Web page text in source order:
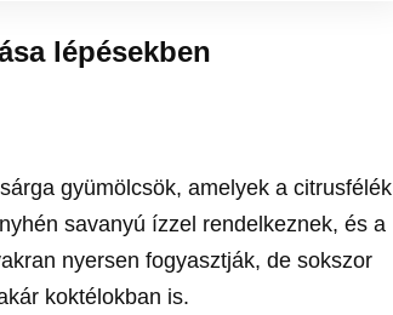
lépésekben
gyümölcsök, amelyek a citrusfélék
savanyú ízzel rendelkeznek, és a
nyersen fogyasztják, de sokszor
koktélokban is.